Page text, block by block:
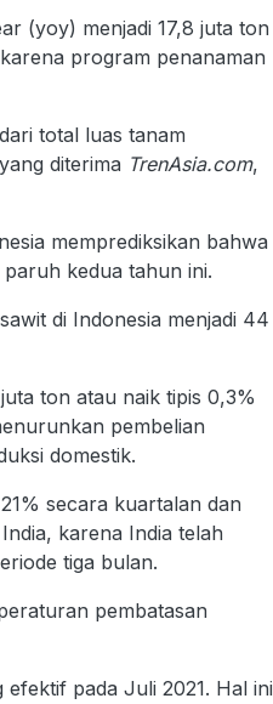
(yoy) menjadi 17,8 juta ton
program penanaman
total luas tanam
diterima TrenAsia.com,
memprediksikan bahwa
kedua tahun ini.
di Indonesia menjadi 44
ton atau naik tipis 0,3%
pembelian
domestik.
secara kuartalan dan
karena India telah
tiga bulan.
pembatasan
pada Juli 2021. Hal ini